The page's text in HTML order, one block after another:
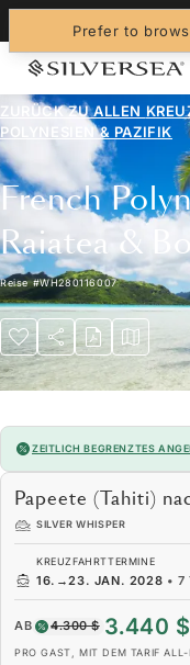
Prefer to
ZURÜCK ZU ALLEN
POLYNESIEN & PAZIFIK
French
Raiatea &
Reise#WH280116007
ZEITLICH BEGRENZTES
Papeete (Tahiti)
SILVER WHISPER
KREUZFAHRTTERMINE
16. →23. JAN. 2028 •7
AB 4.300 $ 3.440 $
PRO GAST, MIT DEM TARIF ALL-